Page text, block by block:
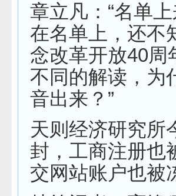
章立凡：“名单
在名单上，还不
念改革开放40周
不同的解读，为
音出来？”
天则经济研究所
封，工商注册也
交网站账户也被